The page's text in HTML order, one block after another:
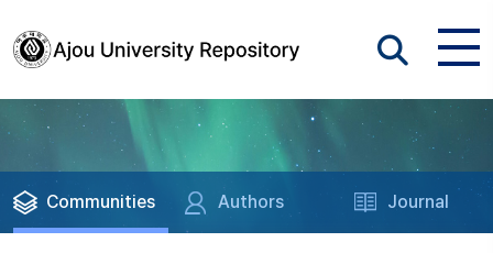
Communities Authors Journal